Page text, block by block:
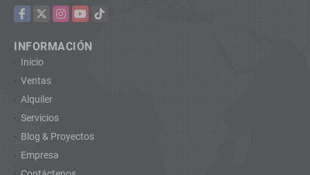
Facebook
X Instagram
YouTubeTikTok
INFORMACIÓN
Inicio
Ventas
Alquiler
Servicios
Blog & Proyectos
Empresa